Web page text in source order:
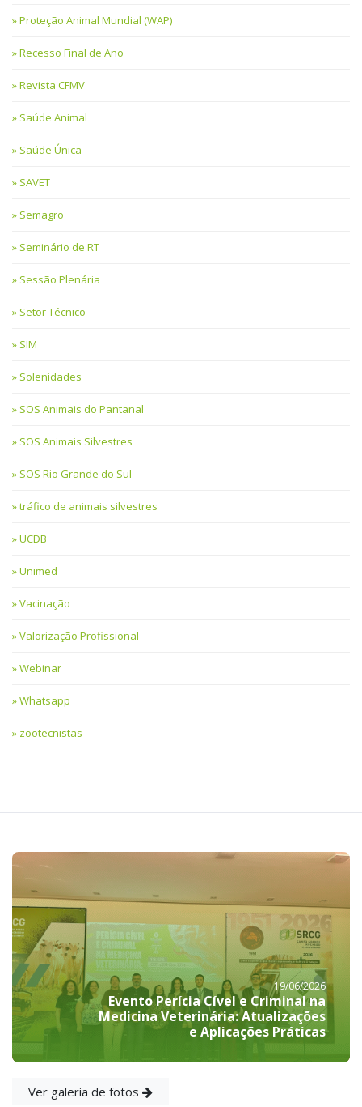
Proteção Animal Mundial (WAP)
Recesso Final de Ano
Revista CFMV
Saúde Animal
Saúde Única
SAVET
Semagro
Seminário de RT
Sessão Plenária
Setor Técnico
SIM
Solenidades
SOS Animais do Pantanal
SOS Animais Silvestres
SOS Rio Grande do Sul
tráfico de animais silvestres
UCDB
Unimed
Vacinação
Valorização Profissional
Webinar
Whatsapp
zootecnistas
19/06/2026
Evento Perícia Cível e Criminal na
Medicina Veterinária: Atualizações
e Aplicações Práticas
Ver galeria de fotos